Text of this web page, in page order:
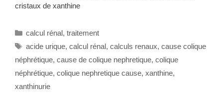
cristaux de xanthine
Catégories
calcul rénal, traitement
Étiquettes
acide urique, calcul rénal, calculs renaux, cause colique
néphrétique, cause de colique nephretique, colique
néphrétique, colique nephretique cause, xanthine,
xanthinurie